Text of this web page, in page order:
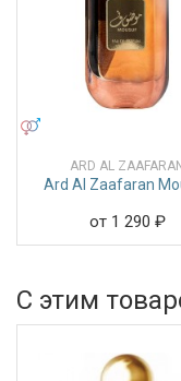
ARD AL
Ard Al Zaafaran
от 1 290 ₽
С этим